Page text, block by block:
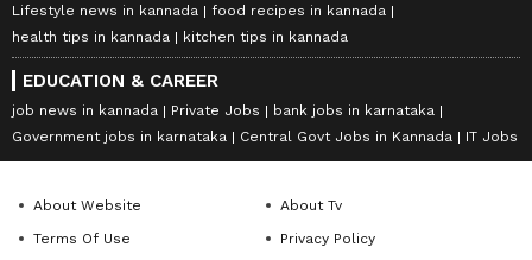
Lifestyle news in kannada
food recipes in kannada
health tips in kannada
kitchen tips in kannada
EDUCATION & CAREER
job news in kannada Private Jobs
bank jobs in karnataka
Government jobs in karnataka
Central Govt Jobs in Kannada IT Jobs
About Website
About Tv
Terms Of Use
Privacy Policy